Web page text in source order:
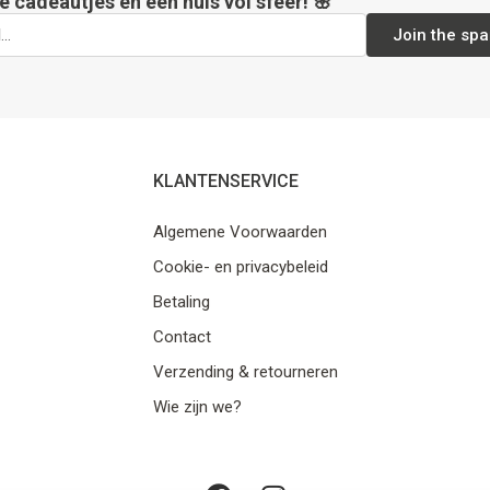
Join the
KLANTENSERVICE
Algemene Voorwaarden
Cookie- en privacybeleid
Betaling
Contact
Verzending & retourneren
Wie zijn we?